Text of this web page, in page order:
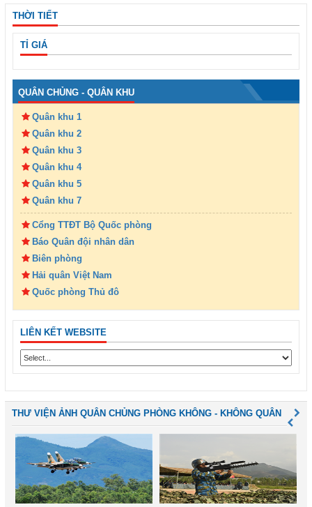
THỜI TIẾT
TỈ GIÁ
QUÂN CHỦNG - QUÂN KHU
Quân khu 1
Quân khu 2
Quân khu 3
Quân khu 4
Quân khu 5
Quân khu 7
Cổng TTĐT Bộ Quốc phòng
Báo Quân đội nhân dân
Biên phòng
Hải quân Việt Nam
Quốc phòng Thủ đô
LIÊN KẾT WEBSITE
THƯ VIỆN ẢNH QUÂN CHỦNG PHÒNG KHÔNG - KHÔNG QUÂN